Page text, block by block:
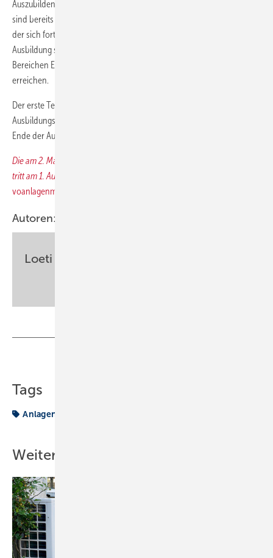
Auszubilden. Denn die Anforderungen an die Anlagenmechaniker SHK
sind bereits in den vergangenen Jahren stetig gestiegen – ein Trend,
der sich fortsetzen wird. Nur durch eine fundierte, qualifizierte
Ausbildung sind die von der Bundesregierung gesteckten Ziele in den
Bereichen Energieeffizienz und energetische Gebäudestandards zu
erreichen.
Der erste Teil der Prüfung soll bereits vor dem Ende des zweiten
Ausbildungsjahres durchgeführt werden; dieses Ergebnis fließt am
Ende der Ausbildung auch in die Gesamtbewertung ein.
Die am 2. Mai 2016 im Bundesgesetzblatt veröffentlichte Verordnung
tritt am 1. August 2016 in Kraft.
voanlagenmechsani2016
Autoren:
Loeti
Tags
Anlagenmechaniker
Weitere Inhalte